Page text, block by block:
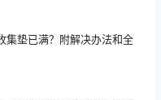
集垫已满？附解决办法和全